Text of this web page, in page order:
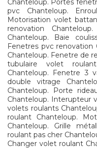
Chanteloup. Portes
pvc Chanteloup.
Motorisation volet
renovation
Chanteloup. Baie
Fenetres pvc renovation
Chanteloup. Fenetre de
tubulaire volet
Chanteloup. Fenetre 3
double vitrage
Chanteloup. Porte
Chanteloup. Interupteur
volets roulants
roulant Chanteloup.
Chanteloup. Grille
roulant pas cher
Changer volet roulant